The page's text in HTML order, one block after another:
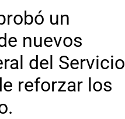
un
nuevos
del Servicio
reforzar los